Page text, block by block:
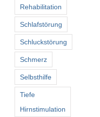
Rehabilitation
Schlafstörung
Schluckstörung
Schmerz
Selbsthilfe
Tiefe
Hirnstimulation